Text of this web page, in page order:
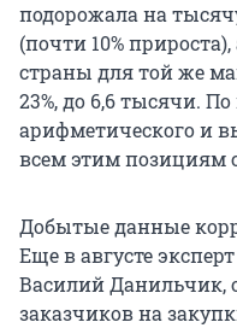
подорожала на
(почти 10%
страны для той же
23%, до 6,6 тысячи.
арифметического и
всем этим позициям
Добытые данные
Еще в августе
Василий Данильчик,
заказчиков на